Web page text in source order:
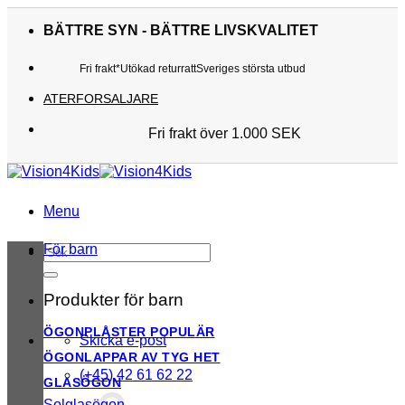
BÄTTRE SYN - BÄTTRE LIVSKVALITET
Fri frakt*Utökad returrattSveriges största utbud
ATERFORSALJARE
Fri frakt över 1.000 SEK
Kunderna älskar oss
Utökad returratt
Sveriges största utbud
Menu
Sök
efter:
Skicka e-post
(+45) 42 61 62 22
För barn
Produkter för barn
ÖGONPLÅSTER
ÖGONLAPPAR AV TYG
GLASÖGON